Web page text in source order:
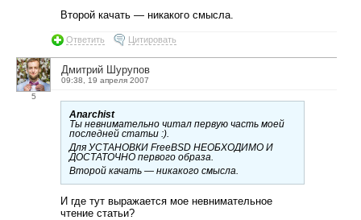
Второй качать — никакого смысла.
Ответить Цитировать
5
Дмитрий Шурупов
09:38, 19 апреля 2007
Anarchist
Ты невнимательно читал первую часть моей
последней статьи :).
Для УСТАНОВКИ FreeBSD НЕОБХОДИМО И
ДОСТАТОЧНО первого образа.
Второй качать — никакого смысла.
И где тут выражается мое невнимательное
чтение статьи?